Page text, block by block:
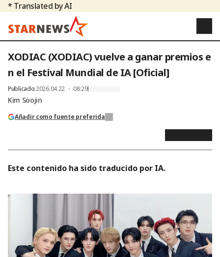
* Translated by AI
XODIAC (XODIAC) vuelve a ganar premios e
n el Festival Mundial de IA [Oficial]
Publicado:2026.04.22 ・ 08:29
Kim Soojin
Añadir como fuente preferida
Este contenido ha sido traducido por IA.